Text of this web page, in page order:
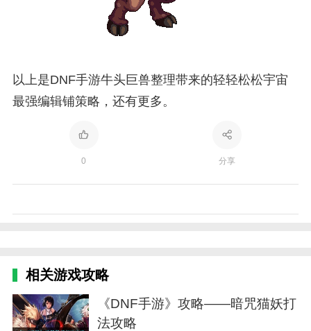
以上是DNF手游牛头巨兽整理带来的轻轻松松宇宙
最强编辑铺策略，还有更多。
0 分享
相关游戏攻略
《DNF手游》攻略——暗咒猫妖打
法攻略